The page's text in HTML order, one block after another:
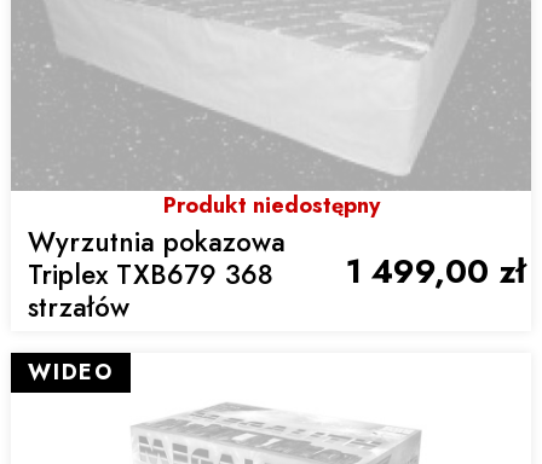
Produkt niedostępny
Wyrzutnia pokazowa
Triplex TXB679 368
strzałów
1 499,00 zł
WIDEO